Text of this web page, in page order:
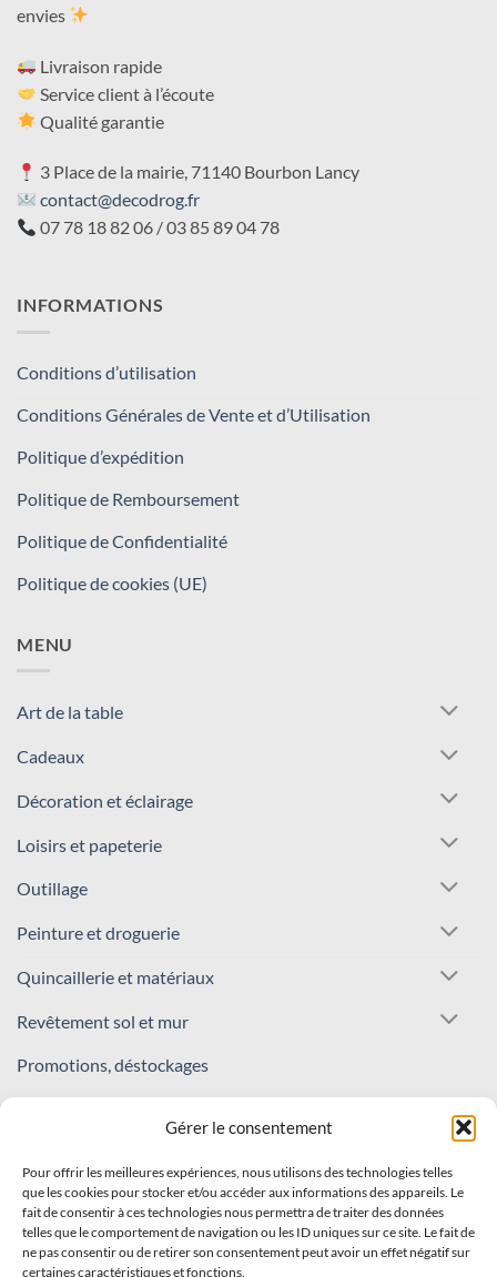
Gérer le consentement
Pour offrir les meilleures expériences, nous utilisons des technologies telles
que les cookies pour stocker et/ou accéder aux informations des appareils. Le
fait de consentir à ces technologies nous permettra de traiter des données
telles que le comportement de navigation ou les ID uniques sur ce site. Le fait de
ne pas consentir ou de retirer son consentement peut avoir un effet négatif sur
certaines caractéristiques et fonctions.
envies
Livraison rapide
Service client à l’écoute
Qualité garantie
3 Place de la mairie, 71140 Bourbon Lancy
contact@decodrog.fr
07 78 18 82 06 / 03 85 89 04 78
INFORMATIONS
Conditions d’utilisation
Conditions Générales de Vente et d’Utilisation
Politique d’expédition
Politique de Remboursement
Politique de Confidentialité
Politique de cookies (UE)
MENU
Art de la table
Cadeaux
Décoration et éclairage
Loisirs et papeterie
Outillage
Peinture et droguerie
Quincaillerie et matériaux
Revêtement sol et mur
Promotions, déstockages
REJOIGNEZ NOTRE COMMUNAUTÉ !
Inscrivez-vous à notre newsletter
Recevez nos offres et nouveautés en avant-première !